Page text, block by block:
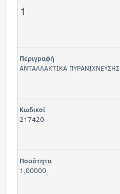
1
Περιγραφή
ΑΝΤΑΛΛΑΚΤΙΚΑ ΠΥΡΑΝΙΧΝΕΥΣΗΣ
Κωδικοί
217420
Ποσότητα
1,00000